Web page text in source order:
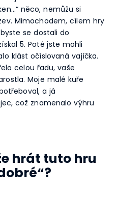
něco, nemůžu si
Mimochodem, cílem hry
se dostali do
5. Poté jste mohli
klást očíslovaná vajíčka.
celou řadu, vaše
Moje malé kuře
a já
což znamenalo výhru
hrát tuto hru